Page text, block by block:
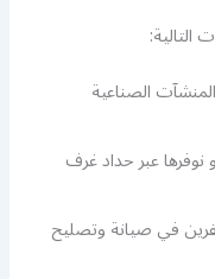
الصناعية
عبر حداد غرف
في صيانة وتصليح